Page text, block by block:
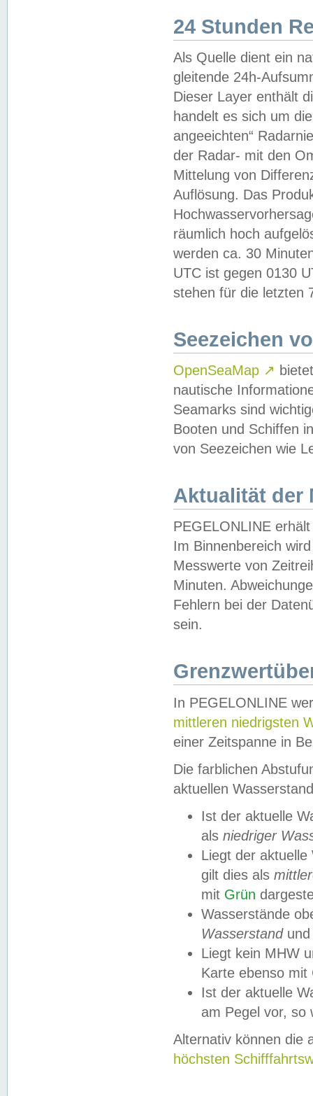
24 Stunden
Als Quelle dient ein
gleitende 24h-
Dieser Layer enthält
handelt es sich um
angeeichten“
der Radar- mit den
Mittelung von
Auflösung. Das
räumlich hoch
werden ca. 30
UTC ist gegen 0130
stehen für die letzten
Seezeichen
OpenSeaMap ↗
nautische
Seamarks sind
Booten und Schiffen
von Seezeichen wie
Aktualität der
PEGELONLINE
Im Binnenbereich
Messwerte von
Minuten.
Fehlern bei der
sein.
In PEGELONLINE
mittleren niedrigsten
einer Zeitspanne in
Die farblichen
aktuellen
Ist der aktuelle
als niedriger
Liegt der
gilt dies als
mit Grün
Wasserstände
Wasserstandund
Liegt kein MHW
Karte ebenso mit
Ist der aktuelle
am Pegel vor,
Alternativ können die
höchsten